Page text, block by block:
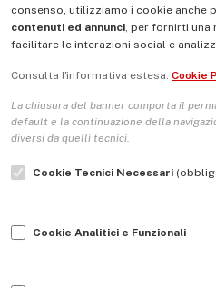
La Nostra Storia
Le Copertine
L’Associazione
Indirizzo Socio Politico Culturale
Guida per le autrici e gli autori
consenso, utilizziamo i cookie anche
contenuti ed annunci, per fornirti una
facilitare le interazioni social e
Consulta l'informativa estesa: Cookie
La chiusura del banner comporta il
default e la continuazione della
diversi da quelli tecnici.
Cookie Tecnici Necessari
Cookie Analitici e Funzionali